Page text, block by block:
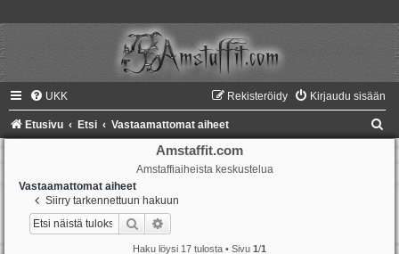
UKK Kirjaudu sisään
Rekisteröidy
Etusivu Etsi Vastaamattomat aiheet
Amstaffit.com
Amstaffiaiheista keskustelua
Vastaamattomat aiheet
Siirry tarkennettuun hakuun
Etsi
Haku löysi 17 tulosta • Sivu 1/1